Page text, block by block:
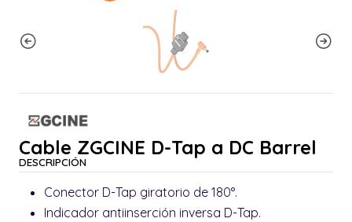
Cable ZGCINE D-Tap a DC Barrel
DESCRIPCIÓN
Conector D-Tap giratorio de 180°.
Indicador antiinserción inversa D-Tap.